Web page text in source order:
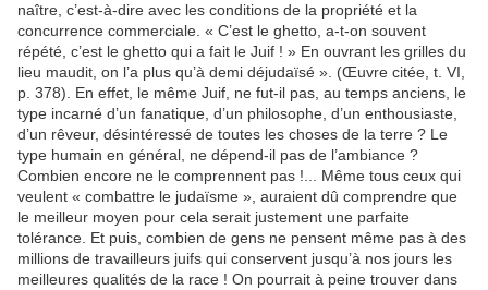
naître, c’est-à-dire avec les conditions de la propriété et la
concurrence commerciale. « C’est le ghetto, a-t-on souvent
répété, c’est le ghetto qui a fait le Juif ! » En ouvrant les grilles du
lieu maudit, on l’a plus qu’à demi déjudaïsé ». (Œuvre citée, t. VI,
p. 378). En effet, le même Juif, ne fut-il pas, au temps anciens, le
type incarné d’un fanatique, d’un philosophe, d’un enthousiaste,
d’un rêveur, désintéressé de toutes les choses de la terre ? Le
type humain en général, ne dépend-il pas de l’ambiance ?
Combien encore ne le comprennent pas !... Même tous ceux qui
veulent « combattre le judaïsme », auraient dû comprendre que
le meilleur moyen pour cela serait justement une parfaite
tolérance. Et puis, combien de gens ne pensent même pas à des
millions de travailleurs juifs qui conservent jusqu’à nos jours les
meilleures qualités de la race ! On pourrait à peine trouver dans